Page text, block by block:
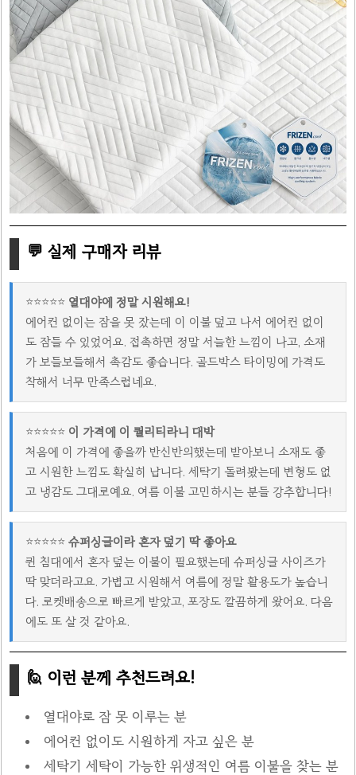
💬 실제 구매자 리뷰
⭐⭐⭐⭐⭐ 열대야에 정말 시원해요!
에어컨 없이는 잠을 못 잤는데 이 이불 덮고 나서 에어컨 없이
도 잠들 수 있었어요. 접촉하면 정말 서늘한 느낌이 나고, 소재
가 보들보들해서 촉감도 좋습니다. 골드박스 타이밍에 가격도
착해서 너무 만족스럽네요.
⭐⭐⭐⭐⭐ 이 가격에 이 퀄리티라니 대박
처음에 이 가격에 좋을까 반신반의했는데 받아보니 소재도 좋
고 시원한 느낌도 확실히 납니다. 세탁기 돌려봤는데 변형도 없
고 냉감도 그대로예요. 여름 이불 고민하시는 분들 강추합니다!
⭐⭐⭐⭐⭐ 슈퍼싱글이라 혼자 덮기 딱 좋아요
퀸 침대에서 혼자 덮는 이불이 필요했는데 슈퍼싱글 사이즈가
딱 맞더라고요. 가볍고 시원해서 여름에 정말 활용도가 높습니
다. 로켓배송으로 빠르게 받았고, 포장도 깔끔하게 왔어요. 다음
에도 또 살 것 같아요.
🙋 이런 분께 추천드려요!
열대야로 잠 못 이루는 분
에어컨 없이도 시원하게 자고 싶은 분
세탁기 세탁이 가능한 위생적인 여름 이불을 찾는 분